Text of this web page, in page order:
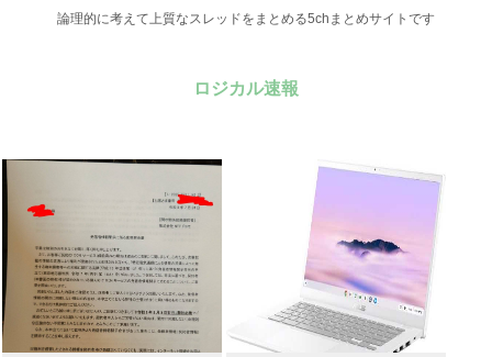
論理的に考えて上質なスレッドをまとめる5chまとめサイトです
ロジカル速報